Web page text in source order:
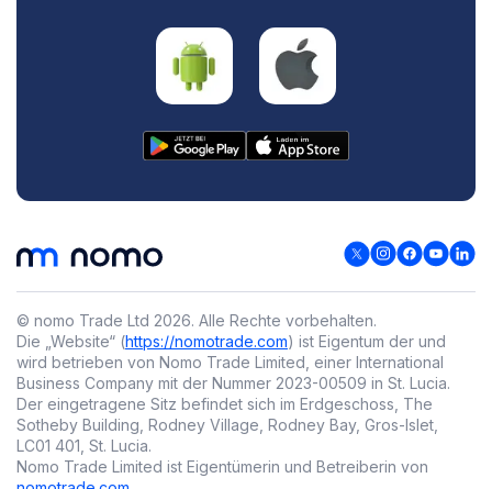
© nomo Trade Ltd 2026. Alle Rechte vorbehalten.
Die „Website“ (https://nomotrade.com) ist Eigentum der und
wird betrieben von Nomo Trade Limited, einer International
Business Company mit der Nummer 2023-00509 in St. Lucia.
Der eingetragene Sitz befindet sich im Erdgeschoss, The
Sotheby Building, Rodney Village, Rodney Bay, Gros-Islet,
LC01 401, St. Lucia.
Nomo Trade Limited ist Eigentümerin und Betreiberin von